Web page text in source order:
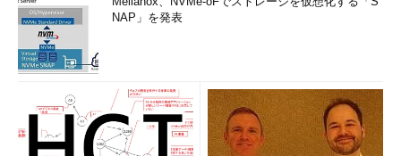
NAP」を発表